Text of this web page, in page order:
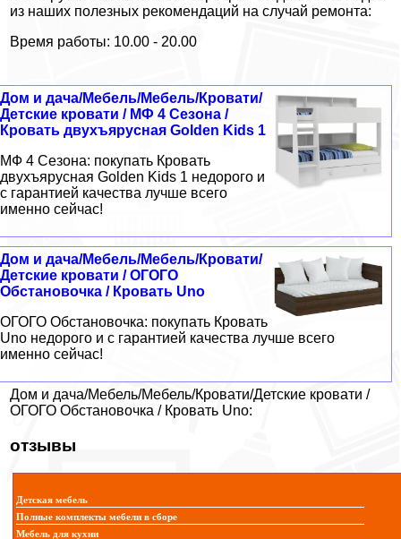
из наших полезных рекомендаций на случай ремонта:
Время работы: 10.00 - 20.00
Дом и дача/Мебель/Мебель/Кровати/
Детские кровати / МФ 4 Сезона /
Кровать двухъярусная Golden Kids 1
МФ 4 Сезона: покупать Кровать
двухъярусная Golden Kids 1 недорого и
с гарантией качества лучше всего
именно сейчас!
Дом и дача/Мебель/Мебель/Кровати/
Детские кровати / ОГОГО
Обстановочка / Кровать Uno
ОГОГО Обстановочка: покупать Кровать
Uno недорого и с гарантией качества лучше всего
именно сейчас!
Дом и дача/Мебель/Мебель/Кровати/Детские кровати /
ОГОГО Обстановочка / Кровать Uno:
отзывы
Детская мебель
Полные комплекты мебели в сборе
Мебель для кухни